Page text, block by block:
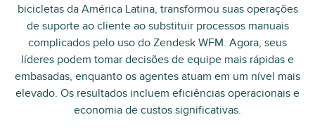
bicicletas da América Latina, transformou suas operações
de suporte ao cliente ao substituir processos manuais
complicados pelo uso do Zendesk WFM. Agora, seus
líderes podem tomar decisões de equipe mais rápidas e
embasadas, enquanto os agentes atuam em um nível mais
elevado. Os resultados incluem eficiências operacionais e
economia de custos significativas.